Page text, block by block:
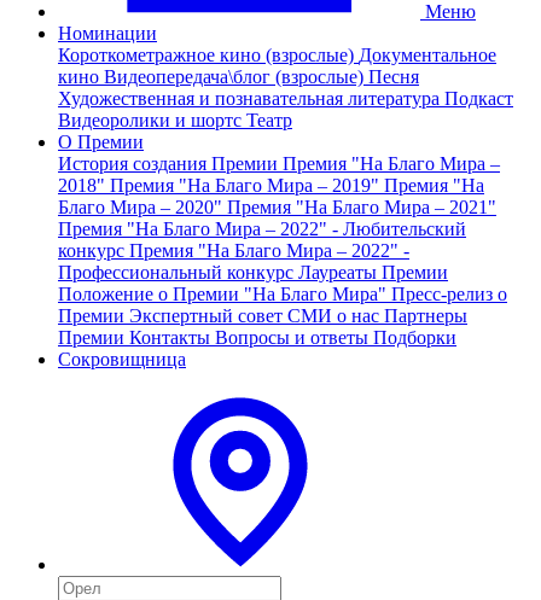
Меню
Номинации
Короткометражное кино (взрослые) Документальное
кино Видеопередача\блог (взрослые) Песня
Художественная и познавательная литература Подкаст
Видеоролики и шортс Театр
О Премии
История создания Премии Премия "На Благо Мира –
2018" Премия "На Благо Мира – 2019" Премия "На
Благо Мира – 2020" Премия "На Благо Мира – 2021"
Премия "На Благо Мира – 2022" - Любительский
конкурс Премия "На Благо Мира – 2022" -
Профессиональный конкурс Лауреаты Премии
Положение о Премии "На Благо Мира" Пресс-релиз о
Премии Экспертный совет СМИ о нас Партнеры
Премии Контакты Вопросы и ответы Подборки
Сокровищница